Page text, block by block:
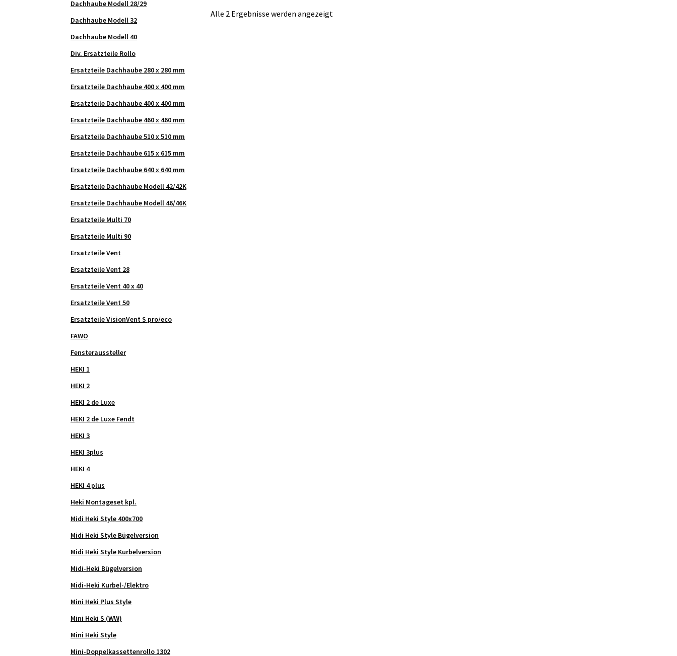
Alle 2 Ergebnisse werden angezeigtNach
Dachhaube Modell 28/29
Dachhaube Modell 32
Dachhaube Modell 40
Div. Ersatzteile Rollo
Ersatzteile Dachhaube 280 x 280 mm
Ersatzteile Dachhaube 400 x 400 mm
Ersatzteile Dachhaube 400 x 400 mm
Ersatzteile Dachhaube 460 x 460 mm
Ersatzteile Dachhaube 510 x 510 mm
Ersatzteile Dachhaube 615 x 615 mm
Ersatzteile Dachhaube 640 x 640 mm
Ersatzteile Dachhaube Modell 42/42K
Ersatzteile Dachhaube Modell 46/46K
Ersatzteile Multi 70
Ersatzteile Multi 90
Ersatzteile Vent
Ersatzteile Vent 28
Ersatzteile Vent 40 x 40
Ersatzteile Vent 50
Ersatzteile VisionVent S pro/eco
FAWO
Fensteraussteller
HEKI 1
HEKI 2
HEKI 2 de Luxe
HEKI 2 de Luxe Fendt
HEKI 3
HEKI 3plus
HEKI 4
HEKI 4 plus
Heki Montageset kpl.
Midi Heki Style 400x700
Midi Heki Style Bügelversion
Midi Heki Style Kurbelversion
Midi-Heki Bügelversion
Midi-Heki Kurbel-/Elektro
Mini Heki Plus Style
Mini Heki S (WW)
Mini Heki Style
Mini-Doppelkassettenrollo 1302